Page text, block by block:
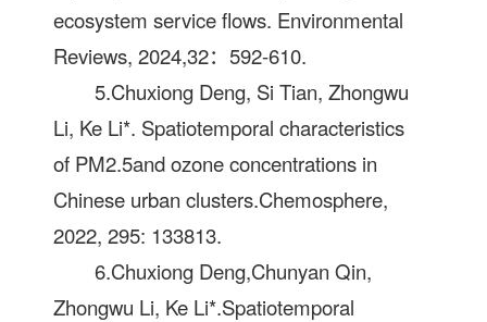
ecosystem service ﬂows. Environmental
Reviews, 2024,32：592-610.
5.Chuxiong Deng, Si Tian, Zhongwu
Li, Ke Li*. Spatiotemporal characteristics
of PM2.5and ozone concentrations in
Chinese urban clusters.Chemosphere,
2022, 295: 133813.
6.Chuxiong Deng,Chunyan Qin,
Zhongwu Li, Ke Li*.Spatiotemporal